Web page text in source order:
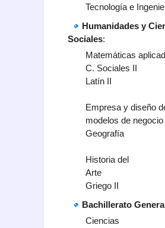
Tecnología e
Humanidades y
Sociales:
Matemáticas
C. Sociales II
Latín
Empresa y diseño
modelos de
Historia del
Arte
Griego II
Bachillerato
Ciencias